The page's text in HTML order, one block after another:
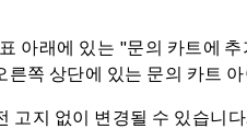
아래에 있는 "문의 카트에
쪽 상단에 있는 문의 카트
고지 없이 변경될 수 있습니